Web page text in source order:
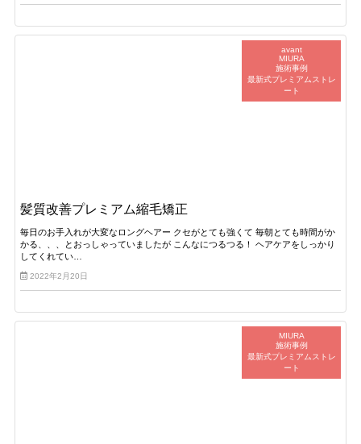
avant
MIURA
施術事例
最新式プレミアムストレ
ート
髪質改善プレミアム縮毛矯正
毎日のお手入れが大変なロングヘアー クセがとても強くて 毎朝とても時間がか
かる、、、とおっしゃっていましたが こんなにつるつる！ ヘアケアをしっかり
してくれてい…
2022年2月20日
MIURA
施術事例
最新式プレミアムストレ
ート